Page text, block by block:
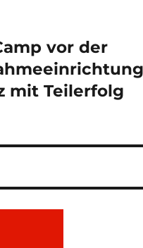
vor der
mit Teilerfolg